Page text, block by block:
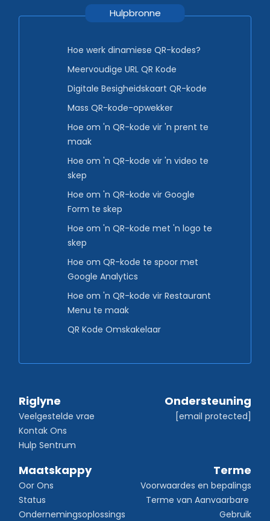
Hulpbronne
Hoe werk dinamiese QR-kodes?
Meervoudige URL QR Kode
Digitale Besigheidskaart QR-kode
Mass QR-kode-opwekker
Hoe om 'n QR-kode vir 'n prent te
maak
Hoe om 'n QR-kode vir 'n video te
skep
Hoe om 'n QR-kode vir Google
Form te skep
Hoe om 'n QR-kode met 'n logo te
skep
Hoe om QR-kode te spoor met
Google Analytics
Hoe om 'n QR-kode vir Restaurant
Menu te maak
QR Kode Omskakelaar
Riglyne
Veelgestelde vrae
Kontak Ons
Hulp Sentrum
Ondersteuning
[email protected]
Maatskappy
Oor Ons
Status
Ondernemingsoplossings
Terme
Voorwaardes en bepalings
Terme van Aanvaarbare
Gebruik